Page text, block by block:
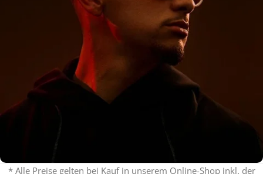
* Alle Preise gelten bei Kauf in unserem Online-Shop inkl. der